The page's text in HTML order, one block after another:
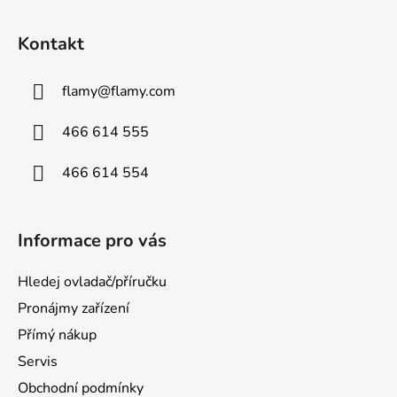
Kontakt
flamy@flamy.com
466 614 555
466 614 554
Informace pro vás
Hledej ovladač/příručku
Pronájmy zařízení
Přímý nákup
Servis
Obchodní podmínky